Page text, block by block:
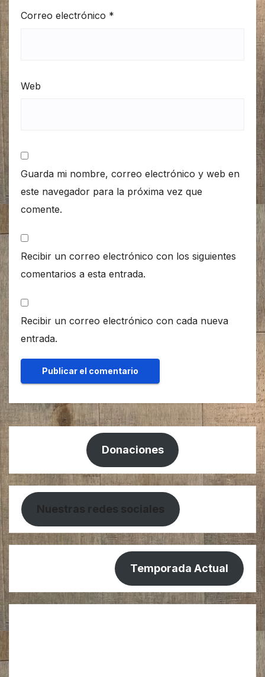
Correo electrónico *
Web
Guarda mi nombre, correo electrónico y web en
este navegador para la próxima vez que
comente.
Recibir un correo electrónico con los siguientes
comentarios a esta entrada.
Recibir un correo electrónico con cada nueva
entrada.
Donaciones
Nuestras redes sociales
Temporada Actual